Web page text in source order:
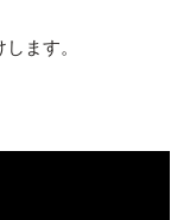
ます。